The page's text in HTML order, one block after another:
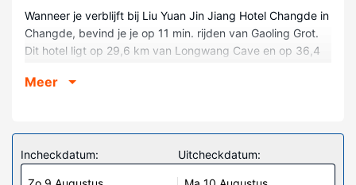
Wanneer je verblijft bij Liu Yuan Jin Jiang Hotel Changde in
Changde, bevind je je op 11 min. rijden van Gaoling Grot.
Dit hotel ligt op 29,6 km van Longwang Cave en op 36,4
Kamers
kamers met een minibar en een flatscreentelevisie. Dankzij
wifi (toeslag) blijf je online, terwijl de tv met
satellietzenders zorgt voor het kijkplezier.
Meer
Incheckdatum: Uitcheckdatum: